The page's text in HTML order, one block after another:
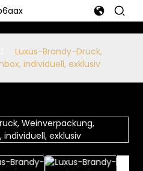
Luxus-Brandy-Druck,
individuell, exklusiv